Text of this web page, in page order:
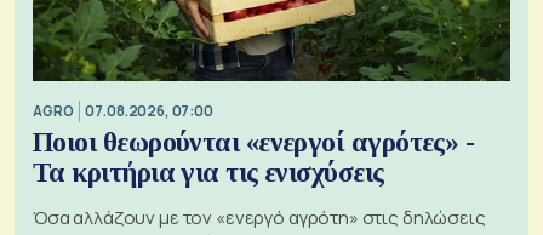
AGRO 07.08.2026, 07:00
Ποιοι θεωρούνται «ενεργοί αγρότες» -
Τα κριτήρια για τις ενισχύσεις
Όσα αλλάζουν με τον «ενεργό αγρότη» στις δηλώσεις